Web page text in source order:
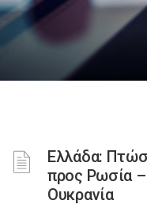
Ελλάδα:
προς Ρωσία
Ουκρανία